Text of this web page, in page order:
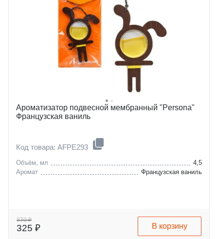
Ароматизатор подвесной мембранный "Persona"
Французская ваниль
Код товара: AFPE293
Объём, мл
4,5
Аромат
Французская ваниль
370 ₽
325 ₽ В корзину